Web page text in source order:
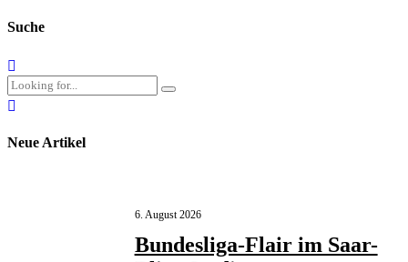
Suche
Neue Artikel
6. August 2026
Bundesliga-Flair im Saar-